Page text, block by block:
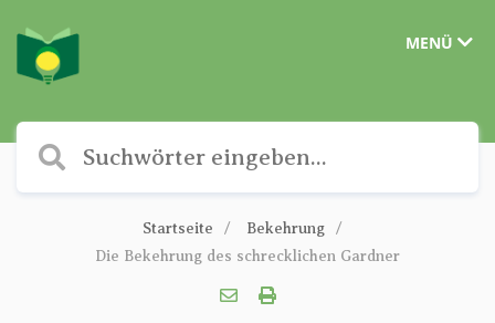
MENÜ
Startseite
Bekehrung
Die Bekehrung des schrecklichen Gardner